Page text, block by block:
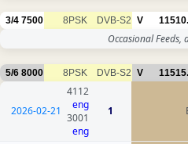
V
DVB-S2
8PSK
7500
3/4
Occasional
V
DVB-S2
8PSK
8000
5/6
1
4112
eng
3001
eng
2026-02-21